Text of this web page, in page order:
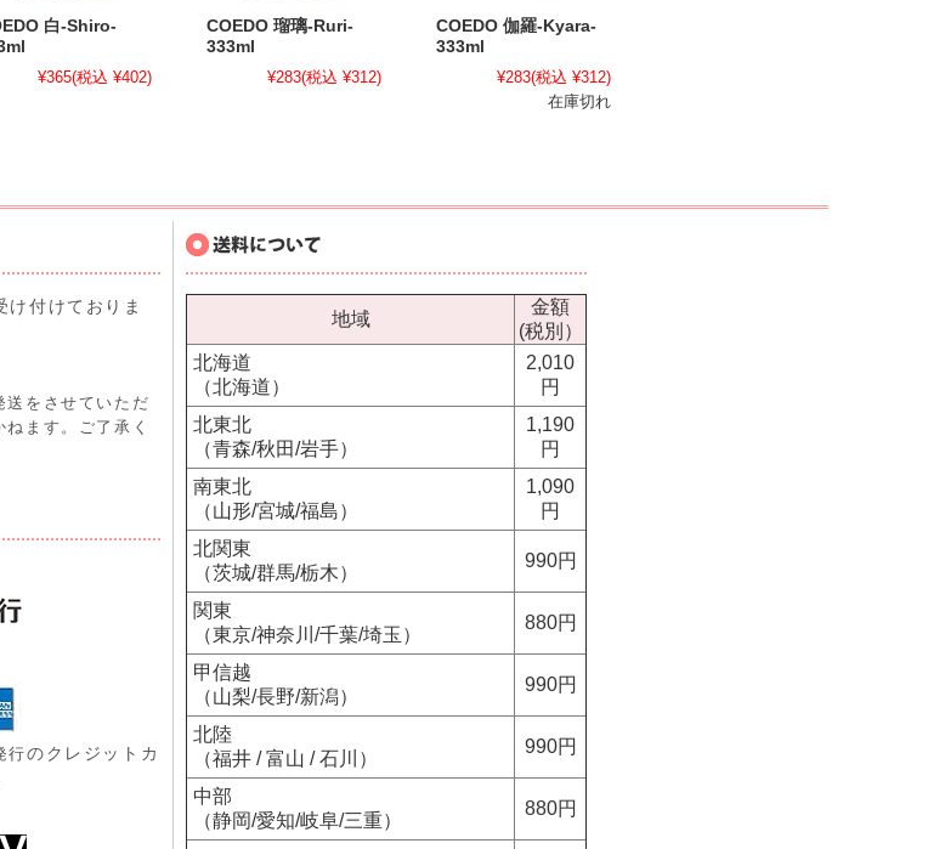
白-Shiro-
¥365(税込 ¥402)
COEDO 瑠璃-Ruri-
333ml
¥283(税込 ¥312)
COEDO 伽羅-Kyara-
333ml
¥283(税込 ¥312)
在庫切れ
け付けておりま
送をさせていただ
ます。ご了承く
行のクレジットカ
地域
金額
(税別）
北海道
（北海道）
2,010
円
北東北
（青森/秋田/岩手）
1,190
円
南東北
（山形/宮城/福島）
1,090
円
北関東
（茨城/群馬/栃木）
990円
関東
（東京/神奈川/千葉/埼玉）
880円
甲信越
（山梨/長野/新潟）
990円
北陸
（福井 / 富山 / 石川）
990円
中部
（静岡/愛知/岐阜/三重）
880円